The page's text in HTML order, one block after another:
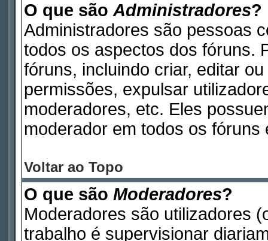
O que são Administradores?
Administradores são pessoas
todos os aspectos dos fóruns.
fóruns, incluindo criar, editar
permissões, expulsar
moderadores, etc. Eles
moderador em todos os fóruns
Voltar ao Topo
O que são Moderadores?
Moderadores são utilizadores
trabalho é supervisionar